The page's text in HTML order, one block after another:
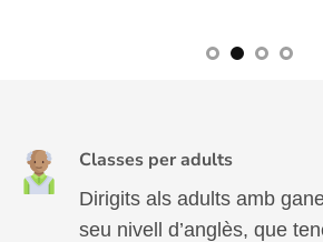
Classes per adults
Dirigits als adults amb
seu nivell d’anglès, que